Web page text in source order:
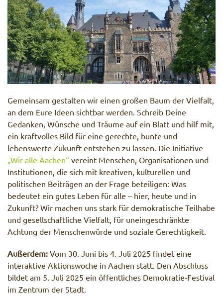
Gemeinsam gestalten wir einen großen Baum der Vielfalt,
an dem Eure Ideen sichtbar werden. Schreib Deine
Gedanken, Wünsche und Träume auf ein Blatt und hilf mit,
ein kraftvolles Bild für eine gerechte, bunte und
lebenswerte Zukunft entstehen zu lassen. Die Initiative
„Wir alle Aachen“ vereint Menschen, Organisationen und
Institutionen, die sich mit kreativen, kulturellen und
politischen Beiträgen an der Frage beteiligen: Was
bedeutet ein gutes Leben für alle – hier, heute und in
Zukunft? Wir machen uns stark für demokratische Teilhabe
und gesellschaftliche Vielfalt, für uneingeschränkte
Achtung der Menschenwürde und soziale Gerechtigkeit.
Außerdem: Vom 30. Juni bis 4. Juli 2025 findet eine
interaktive Aktionswoche in Aachen statt. Den Abschluss
bildet am 5. Juli 2025 ein öffentliches Demokratie-Festival
im Zentrum der Stadt.